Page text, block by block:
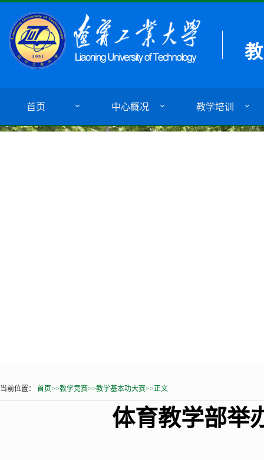
首页 中心概况 教学培训
当前位置： 首页>>教学竞赛>>教学基本功大赛>>正文
体育教学部举